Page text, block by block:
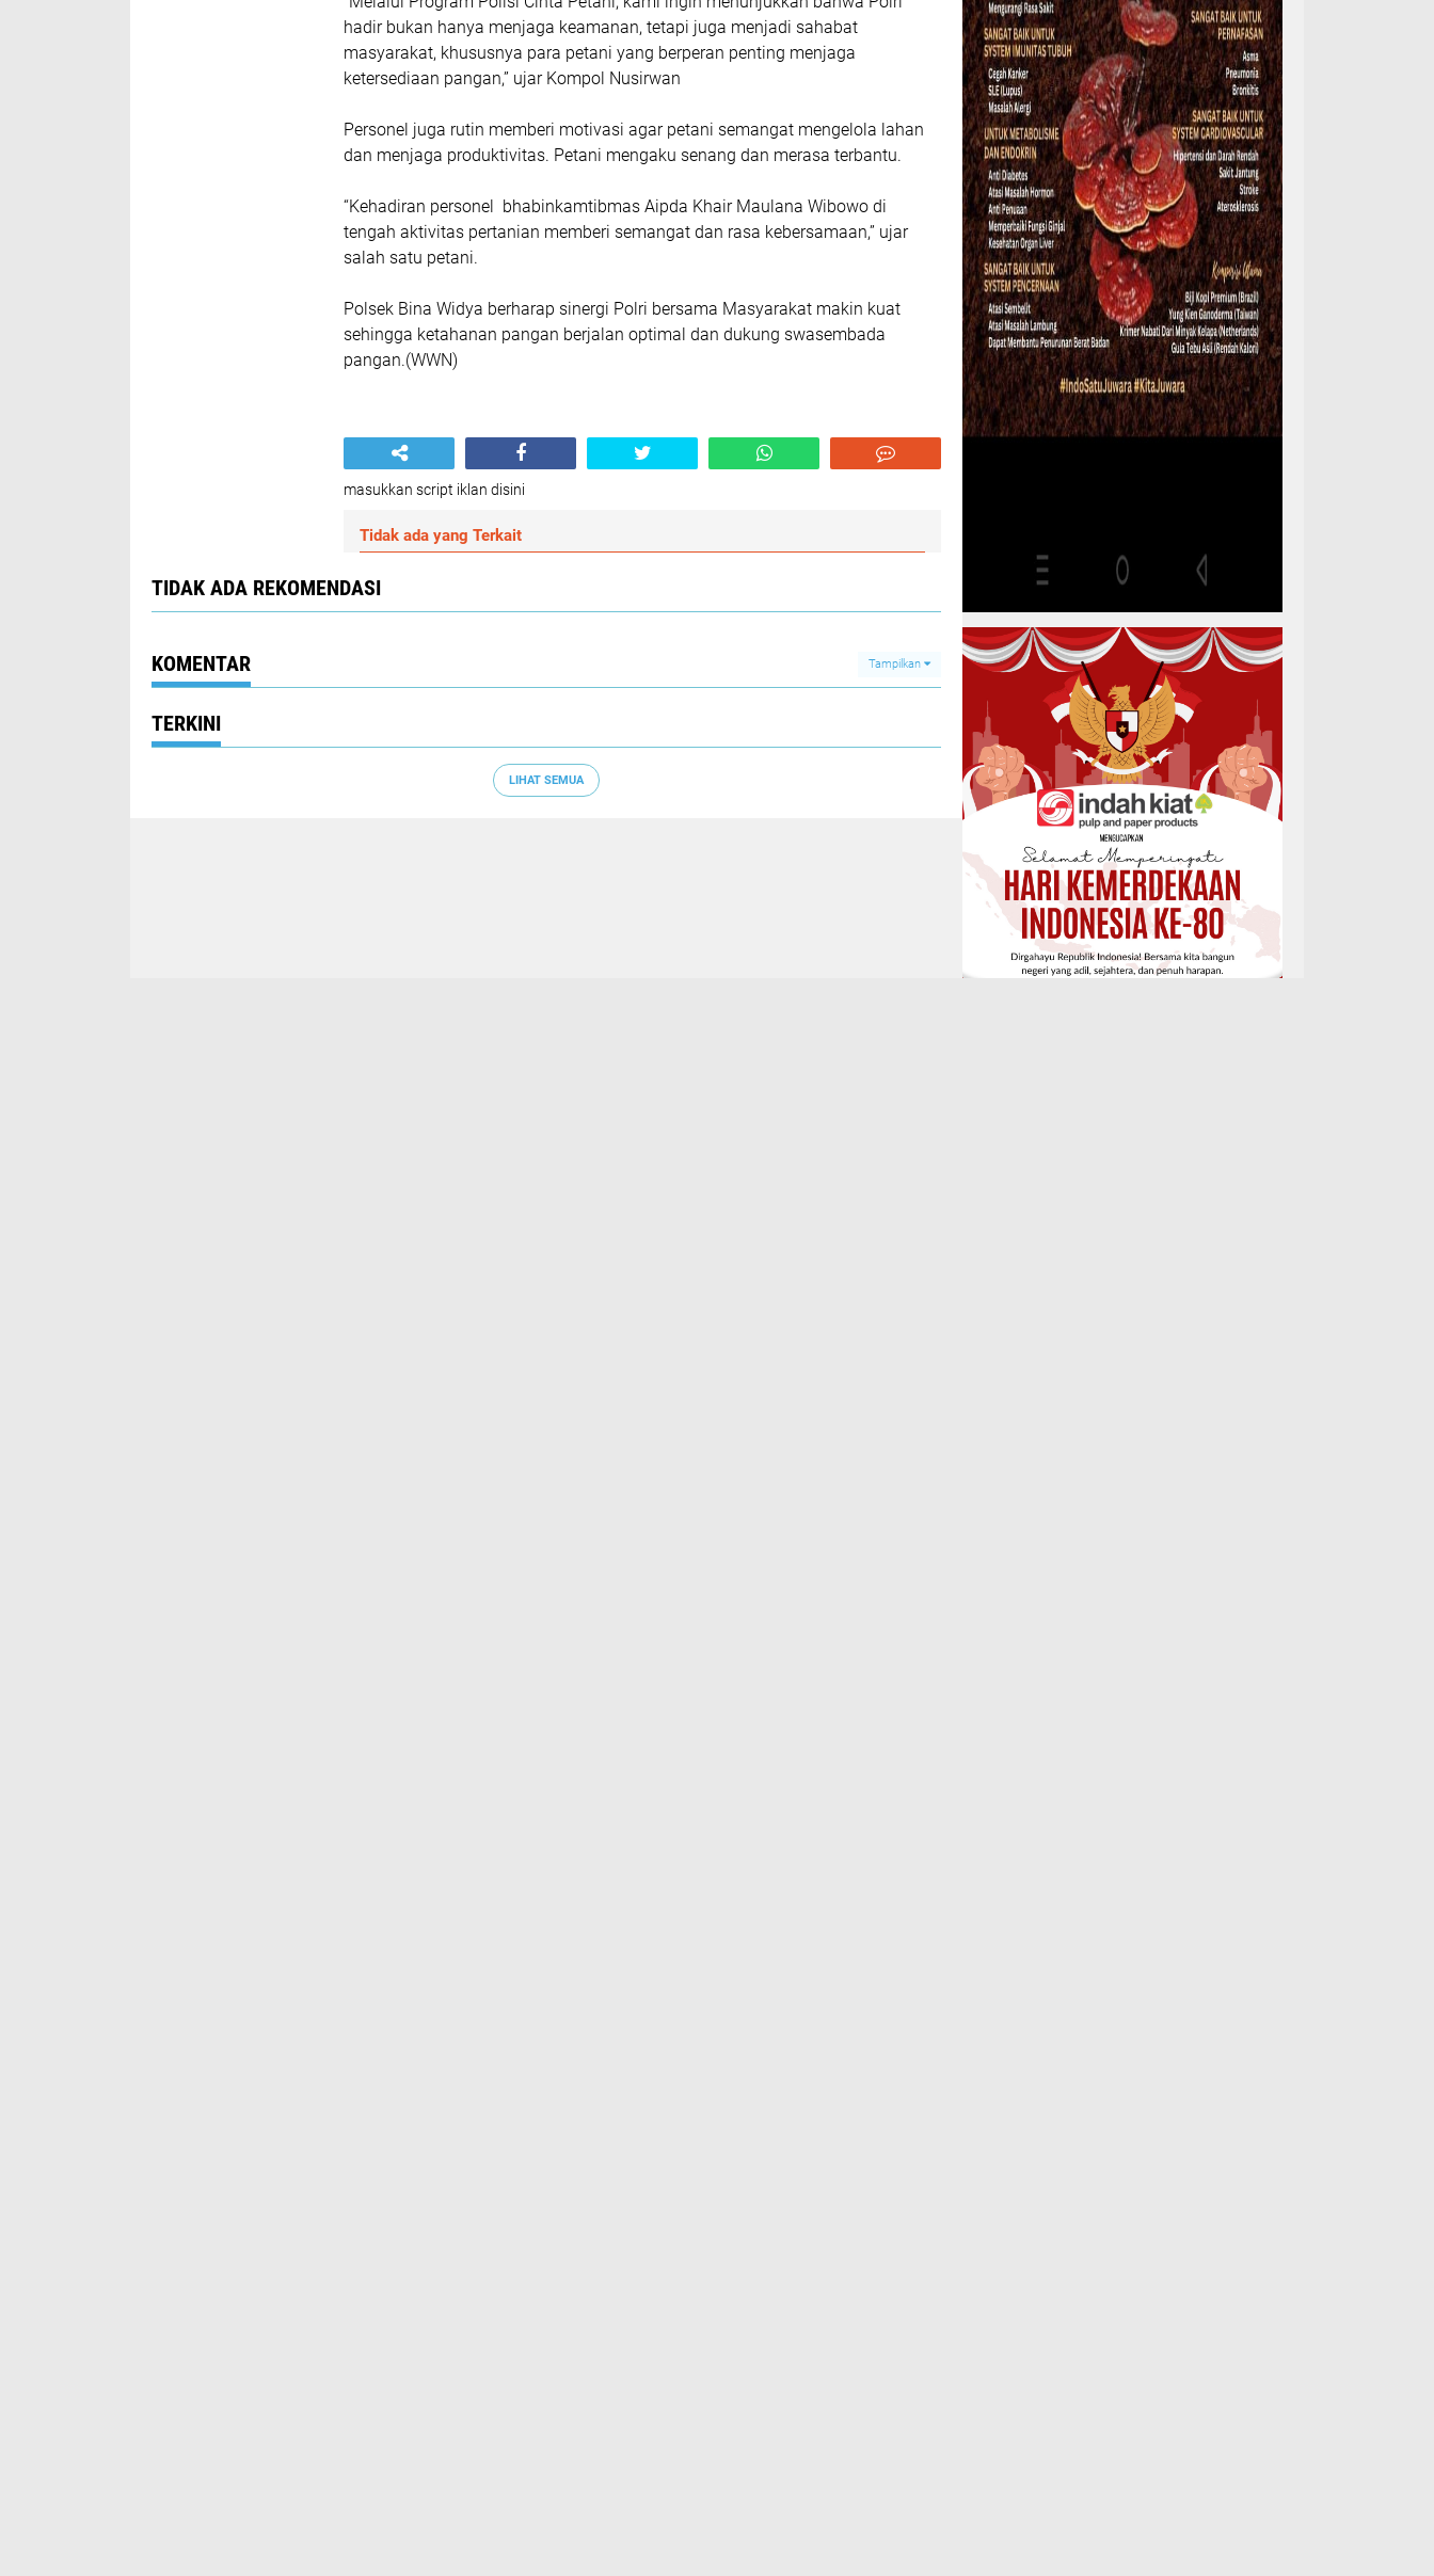
hadir bukan hanya menjaga keamanan, tetapi juga menjadi sahabat
masyarakat, khususnya para petani yang berperan penting menjaga
ketersediaan pangan,” ujar Kompol Nusirwan
Personel juga rutin memberi motivasi agar petani semangat mengelola lahan
dan menjaga produktivitas. Petani mengaku senang dan merasa terbantu.
“Kehadiran personel bhabinkamtibmas Aipda Khair Maulana Wibowo di
tengah aktivitas pertanian memberi semangat dan rasa kebersamaan,” ujar
salah satu petani.
Polsek Bina Widya berharap sinergi Polri bersama Masyarakat makin kuat
sehingga ketahanan pangan berjalan optimal dan dukung swasembada
pangan.(WWN)
masukkan script iklan disini
Tidak ada yang Terkait
TIDAK ADA REKOMENDASI
KOMENTAR Tampilkan
TERKINI
LIHAT SEMUA